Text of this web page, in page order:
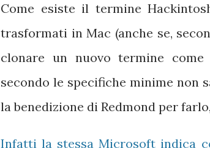
Come esiste il termine
trasformati in Mac (anche se,
clonare un nuovo termine come
secondo le specifiche minime non
la benedizione di Redmond per
Infatti la stessa Microsoft indica